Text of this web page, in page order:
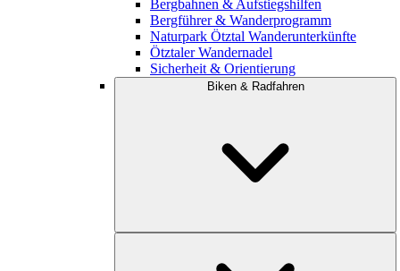
Bergbahnen & Aufstiegshilfen
Bergführer & Wanderprogramm
Naturpark Ötztal Wanderunterkünfte
Ötztaler Wandernadel
Sicherheit & Orientierung
Biken & Radfahren